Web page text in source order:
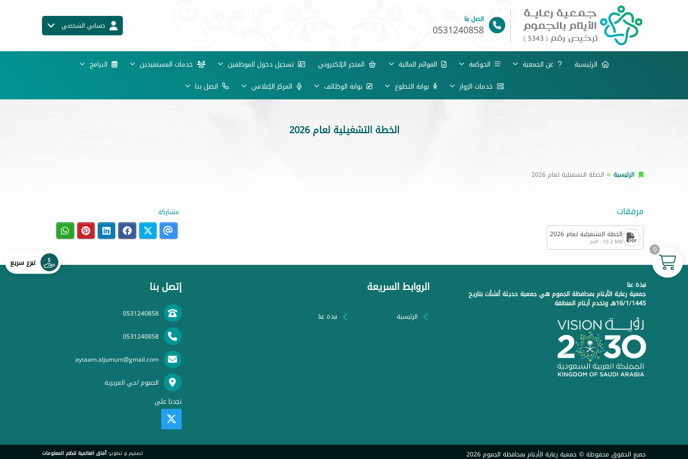
اتصل بنا
0531240858 حسابي الشخصي
الرئيسية عن الجمعية الحوكمة القوائم المالية المتجر الإلكتروني تسجيل دخول الموظفين خدمات المستفيدين
البرامج
خدمات الزوار
بوابة التطوع بوابة الوظائف المركز الإعلامي اتصل بنا
الخطة التشغيلية لعام 2026
الرئيسية الخطة التشغيلية لعام 2026
مرفقات
الخطة التشغيلية لعام 2026
pdf - 10.2 MB
مشاركة
نبذة عنا
جمعية رعاية الأيتام بمحافظة الجموم هي جمعية حديثة أنشأت بتاريخ
16/1/1445هـ وتخدم أيتام المنطقة
الروابط السريعة
الرئيسية نبذة عنا
إتصل بنا
0531240858
0531240858
aytaam.aljumum@gmail.com
الجموم /حي العزيزية
تجدنا على
جميع الحقوق محفوظة © جمعية رعاية الأيتام بمحافظة الجموم 2026 تصميم و تطوير:آفاق العالمية لنظم المعلومات
تبرع سريع
0